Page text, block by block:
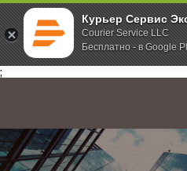
Курьер Сервис
Courier Service LLC
Бесплатно - в Google
;
Главная О компании Новости